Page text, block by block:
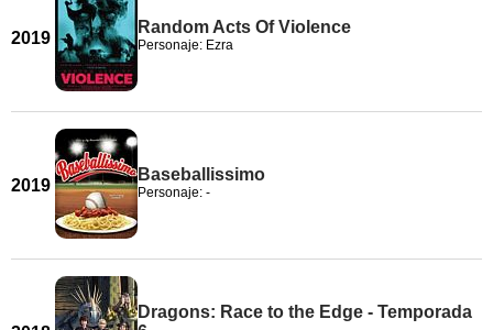
2019
Random Acts Of Violence
Personaje: Ezra
2019
Baseballissimo
Personaje: -
Dragons: Race to the Edge - Temporada